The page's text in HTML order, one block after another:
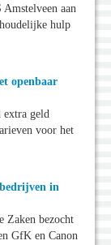
aan
hulp
openbaar
extra geld
voor het
in
Zaken bezocht
GfK en Canon